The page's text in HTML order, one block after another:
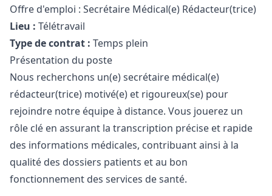
Description
Offre d'emploi : Secrétaire Médical(e) Rédacteur(trice)
Lieu : Télétravail
Type de contrat : Temps plein
Présentation du poste
Nous recherchons un(e) secrétaire médical(e)
rédacteur(trice) motivé(e) et rigoureux(se) pour
rejoindre notre équipe à distance. Vous jouerez un
rôle clé en assurant la transcription précise et rapide
des informations médicales, contribuant ainsi à la
qualité des dossiers patients et au bon
fonctionnement des services de santé.